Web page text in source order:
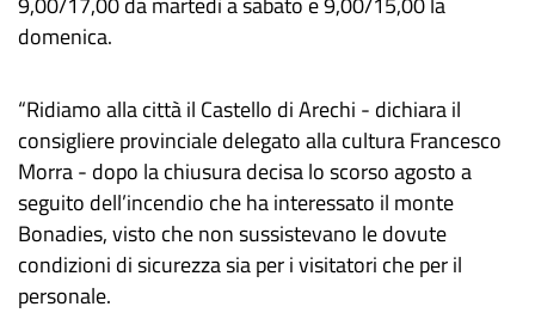
domenica.
“Ridiamo alla città il Castello di Arechi - dichiara il
consigliere provinciale delegato alla cultura Francesco
Morra - dopo la chiusura decisa lo scorso agosto a
seguito dell’incendio che ha interessato il monte
Bonadies, visto che non sussistevano le dovute
condizioni di sicurezza sia per i visitatori che per il
personale.